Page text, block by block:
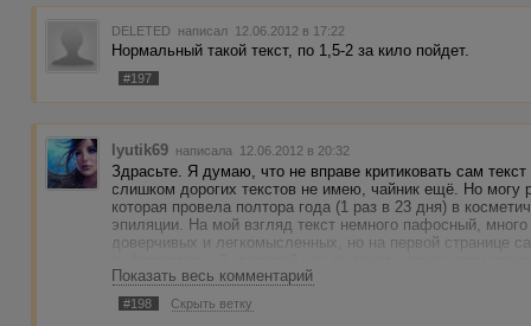
DELETED написал 12.06.2012 в 17:22
Нормальный такой текст, по 1,5-2 за кило пойдет.
#197
lyutik69 написала 12.06.2012 в 20:32
Здрасьте. Я думаю, что не вправе критиковать сам
слишком дорогих текстов не имею, чайник ещё. Но могу
которая провела полтора года (1 раз в 23 дня) в
эпиляции. На мой взгляд текст немного пафосный,
доверчивых и легкомысленных, но на первой странице
превосходных степеней. Сейчас уже 31 век и
было бы уделить внимание преимуществам метода
бритьем. И просто необходимо снизить "темп" что ли
Показать весь комментарий
#198 Скрыть ветку